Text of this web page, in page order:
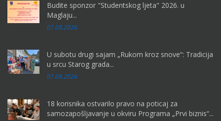
Budite sponzor "Studentskog ljeta" 2026. u
Maglaju...
07.08.2026
U subotu drugi sajam „Rukom kroz snove“: Tradicija
u srcu Starog grada...
07.08.2026
18 korisnika ostvarilo pravo na poticaj za
samozapošljavanje u okviru Programa „Prvi biznis“...